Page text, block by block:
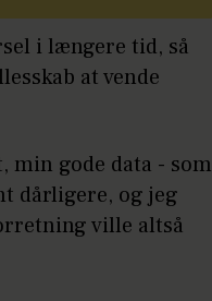
i længere tid, så
at vende
gode data - som
dårligere, og jeg
ville altså